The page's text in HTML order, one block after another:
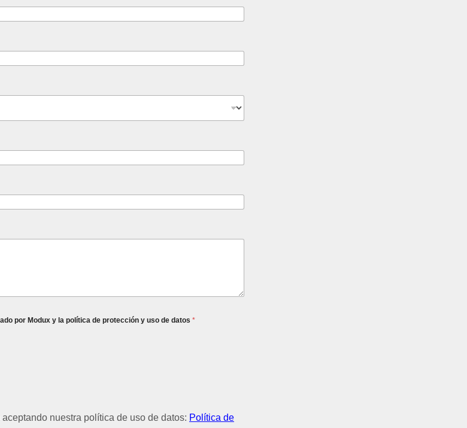
por Modux y la política de protección y uso de datos *
nuestra política de uso de datos: Política de